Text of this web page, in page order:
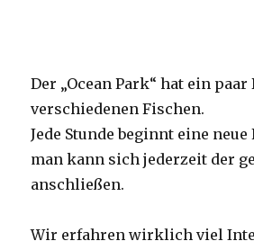
Der „Ocean Park“ hat ein
verschiedenen Fischen.
Jede Stunde beginnt eine
man kann sich jederzeit der
anschließen.
Wir erfahren wirklich viel